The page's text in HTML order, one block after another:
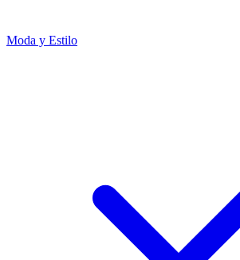
Moda y Estilo